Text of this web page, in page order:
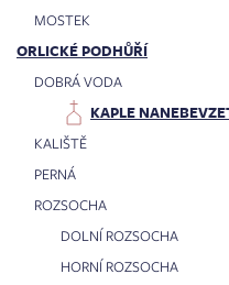
MOSTEK
ORLICKÉ PODHŮŘÍ
DOBRÁ VODA
KAPLE
KALIŠTĚ
PERNÁ
ROZSOCHA
DOLNÍ ROZSOCHA
HORNÍ ROZSOCHA